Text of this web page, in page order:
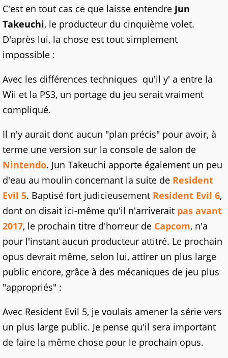
C'est en tout cas ce que laisse entendre Jun
Takeuchi, le producteur du cinquième volet.
D'après lui, la chose est tout simplement
impossible :
Avec les différences techniques qu'il y' a entre la
Wii et la PS3, un portage du jeu serait vraiment
compliqué.
Il n'y aurait donc aucun "plan précis" pour avoir, à
terme une version sur la console de salon de
Nintendo. Jun Takeuchi apporte également un peu
d'eau au moulin concernant la suite de Resident
Evil 5. Baptisé fort judicieusement Resident Evil 6,
dont on disait ici-même qu'il n'arriverait pas avant
2017, le prochain titre d'horreur de Capcom, n'a
pour l'instant aucun producteur attitré. Le prochain
opus devrait même, selon lui, attirer un plus large
public encore, grâce à des mécaniques de jeu plus
"appropriés" :
Avec Resident Evil 5, je voulais amener la série vers
un plus large public. Je pense qu'il sera important
de faire la même chose pour le prochain opus.